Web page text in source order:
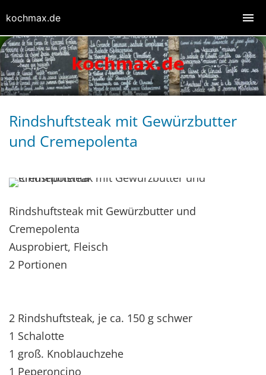
Rindshuftsteak mit Gewürzbutter
und Cremepolenta
Rindshuftsteak mit Gewürzbutter und
Cremepolenta
Ausprobiert, Fleisch
2 Portionen
2 Rindshuftsteak, je ca. 150 g schwer
1 Schalotte
1 groß. Knoblauchzehe
1 Peperoncino
kochmax.de